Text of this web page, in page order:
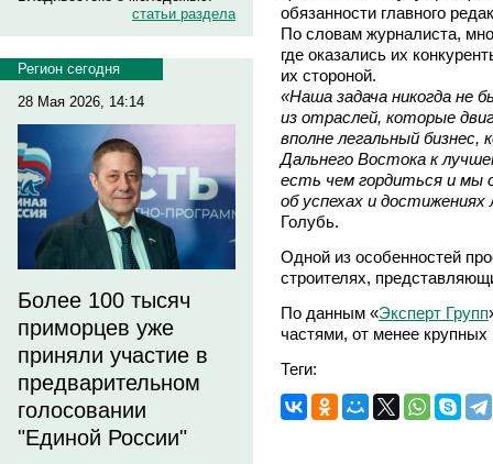
статьи раздела
Регион сегодня
28 Мая 2026, 14:14
Более 100 тысяч
приморцев уже
приняли участие в
предварительном
голосовании
"Единой России"
обязанности главного
По словам журналиста,
где оказались их
их стороной.
«Наша задача никогда не
из отраслей, которые
вполне легальный
Дальнего Востока к
есть чем гордиться и мы
об успехах и достижениях
Голубь.
Одной из особенностей
строителях,
По данным «Эксперт Групп
частями, от менее
Теги: